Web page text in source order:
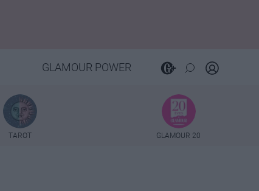
GLAMOUR POWER
TAROT GLAMOUR 20